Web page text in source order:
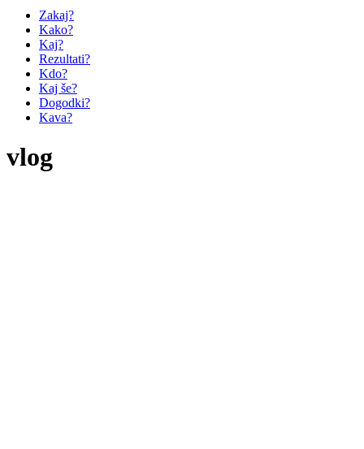
Zakaj?
Kako?
Kaj?
Rezultati?
Kdo?
Kaj še?
Dogodki?
Kava?
vlog